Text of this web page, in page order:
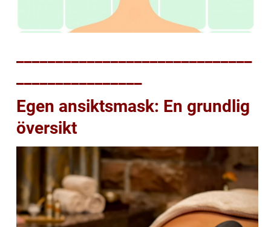
Egen ansiktsmask: En grundlig
översikt